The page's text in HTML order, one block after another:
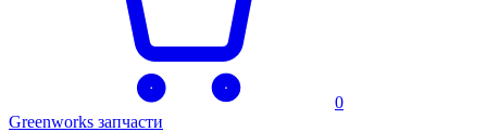
0
Greenworks запчасти